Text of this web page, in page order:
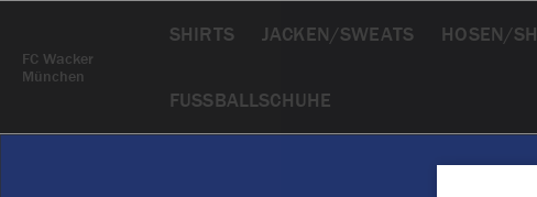
FC Wacker
München
SHIRTS JACKEN/SWEATS HOSEN/
FUSSBALLSCHUHE